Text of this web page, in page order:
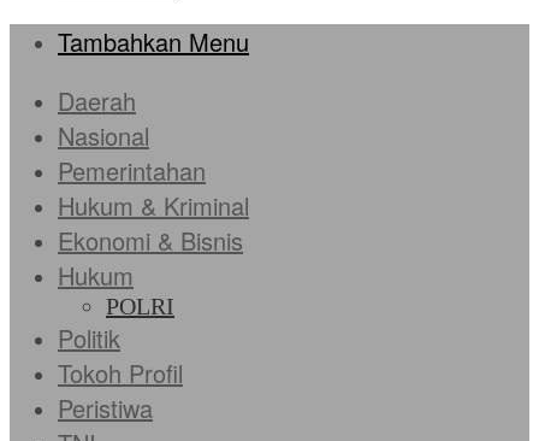
Tambahkan Menu
Daerah
Nasional
Pemerintahan
Hukum & Kriminal
Ekonomi & Bisnis
Hukum
POLRI
Politik
Tokoh Profil
Peristiwa